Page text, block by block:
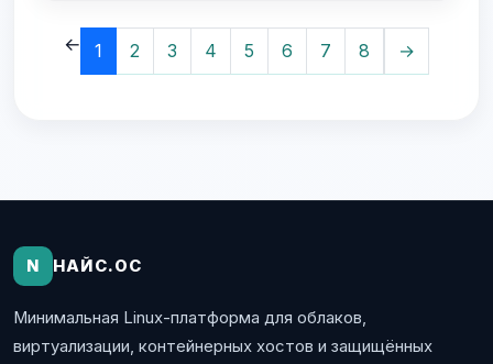
← 1 2 3 4 5 6 7 8 →
N НАЙС.ОС
Минимальная Linux-платформа для облаков,
виртуализации, контейнерных хостов и защищённых